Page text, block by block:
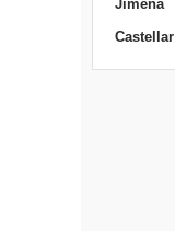
Jimena
Castellar